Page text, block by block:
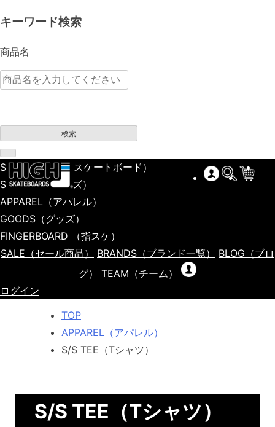
キーワード検索
商品名
検索
SKATEBOARD（スケートボード）
SHOES（シューズ）
APPAREL （アパレル）
GOODS （グッズ）
FINGERBOARD
（指スケ）
SALE （セール商品） BRANDS （ブランド一覧） BLOG （ブロ
グ）
TEAM （チーム）
ログイン
TOP
APPAREL（アパレル）
S/S TEE（Tシャツ）
S/S TEE（Tシャツ）